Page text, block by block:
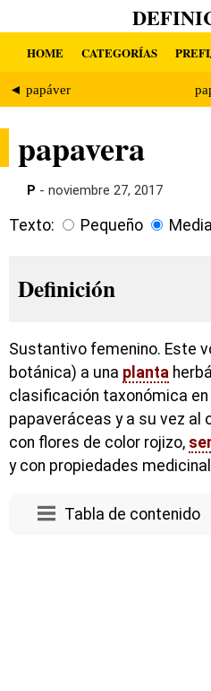
HOME CATEGORÍAS
◄ papáver
papavera
P - noviembre 27, 2017
Texto: Pequeño
Definición
Sustantivo femenino. Este
botánica) a una planta
clasificación taxonómica en
papaveráceas y a su vez al
con flores de color rojizo,
y con propiedades
Tabla de contenido